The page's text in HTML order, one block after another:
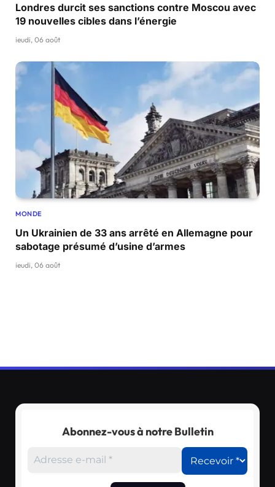
Londres durcit ses sanctions contre Moscou avec
19 nouvelles cibles dans l’énergie
jeudi, 06 août
MONDE
Un Ukrainien de 33 ans arrêté en Allemagne pour
sabotage présumé d’usine d’armes
jeudi, 06 août
Abonnez-vous à notre Bulletin